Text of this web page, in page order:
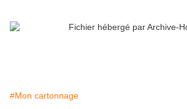
#Mon cartonnage